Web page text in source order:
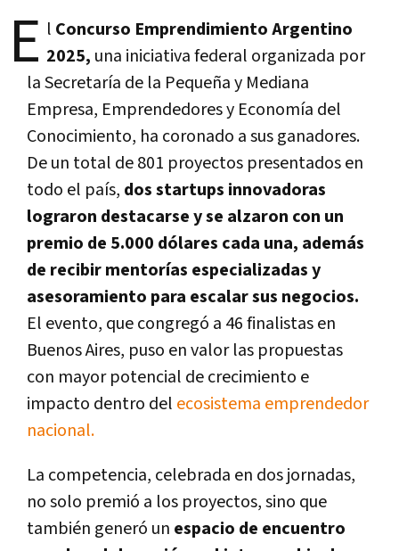
E l Concurso Emprendimiento Argentino
2025, una iniciativa federal organizada por
la Secretaría de la Pequeña y Mediana
Empresa, Emprendedores y Economía del
Conocimiento, ha coronado a sus ganadores.
De un total de 801 proyectos presentados en
todo el país, dos startups innovadoras
lograron destacarse y se alzaron con un
premio de 5.000 dólares cada una, además
de recibir mentorías especializadas y
asesoramiento para escalar sus negocios.
El evento, que congregó a 46 finalistas en
Buenos Aires, puso en valor las propuestas
con mayor potencial de crecimiento e
impacto dentro del ecosistema emprendedor
nacional.
La competencia, celebrada en dos jornadas,
no solo premió a los proyectos, sino que
también generó un espacio de encuentro